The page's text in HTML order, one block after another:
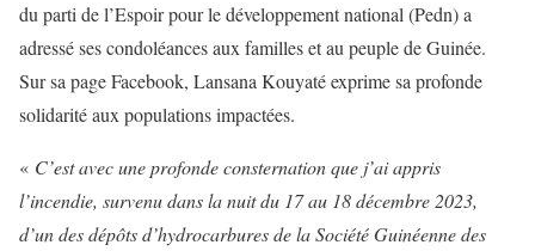
du parti de l’Espoir pour le développement national (Pedn) a
adressé ses condoléances aux familles et au peuple de Guinée.
Sur sa page Facebook, Lansana Kouyaté exprime sa profonde
solidarité aux populations impactées.
« C’est avec une profonde consternation que j’ai appris
l’incendie, survenu dans la nuit du 17 au 18 décembre 2023,
d’un des dépôts d’hydrocarbures de la Société Guinéenne des